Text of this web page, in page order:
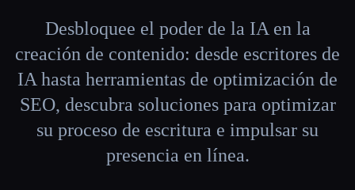
🎓Estudiantes 🎬Creadores
Comparar herramientas
Desbloquee el poder de la IA en la
creación de contenido: desde escritores de
IA hasta herramientas de optimización de
SEO, descubra soluciones para optimizar
su proceso de escritura e impulsar su
presencia en línea.